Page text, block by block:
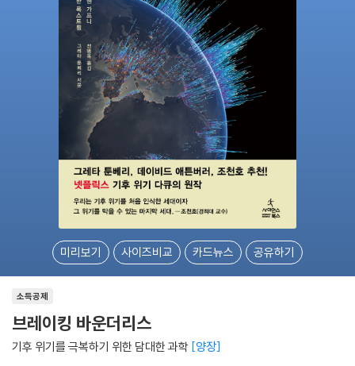
미리보기 사이즈비교 카드뉴스 공유하기
소득공제
브레이킹 바운더리스
기후 위기를 극복하기 위한 담대한 과학 양장